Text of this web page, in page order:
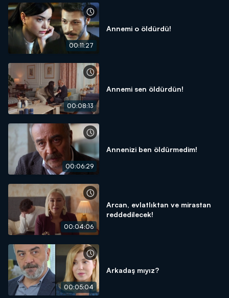
00:11:27
Annemi o öldürdü!
00:08:13
Annemi sen öldürdün!
00:06:29
Annenizi ben öldürmedim!
00:04:06
Arcan, evlatlıktan ve mirastan
reddedilecek!
00:05:04
Arkadaş mıyız?